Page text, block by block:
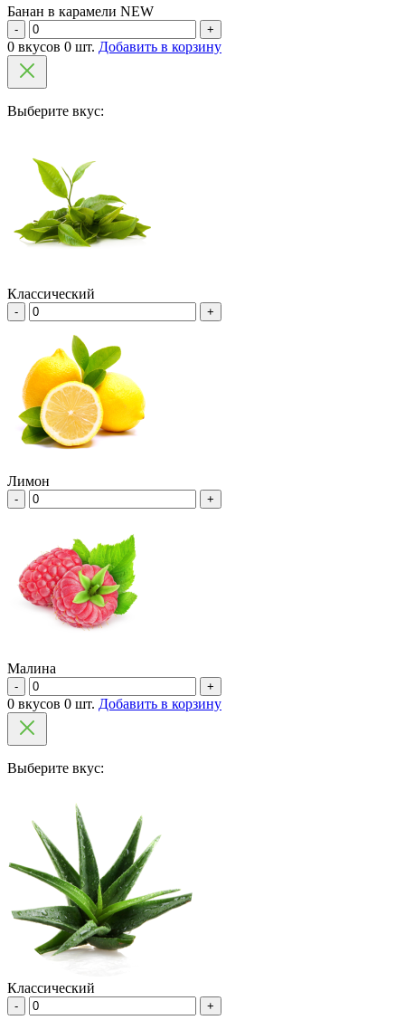
Банан в карамели NEW
- +
0 вкусов 0 шт. Добавить в корзину
Выберите вкус:
Классический
- +
Лимон
- +
Малина
- +
0 вкусов 0 шт. Добавить в корзину
Выберите вкус:
Классический
- +